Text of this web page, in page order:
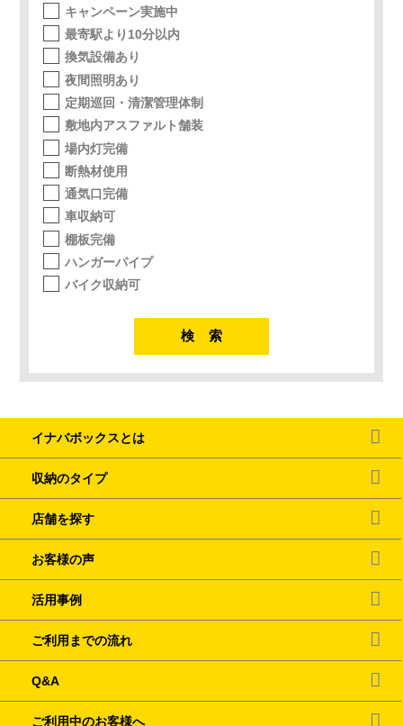
キャンペーン実施中
最寄駅より10分以内
換気設備あり
夜間照明あり
定期巡回・清潔管理体制
敷地内アスファルト舗装
場内灯完備
断熱材使用
通気口完備
車収納可
棚板完備
ハンガーパイプ
バイク収納可
イナバボックスとは
収納のタイプ
店舗を探す
お客様の声
活用事例
ご利用までの流れ
Q&A
ご利用中のお客様へ